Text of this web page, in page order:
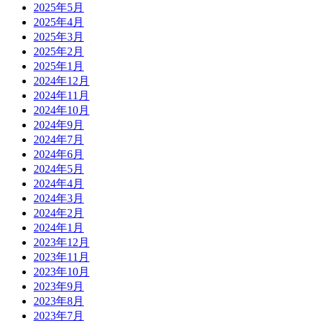
2025年5月
2025年4月
2025年3月
2025年2月
2025年1月
2024年12月
2024年11月
2024年10月
2024年9月
2024年7月
2024年6月
2024年5月
2024年4月
2024年3月
2024年2月
2024年1月
2023年12月
2023年11月
2023年10月
2023年9月
2023年8月
2023年7月